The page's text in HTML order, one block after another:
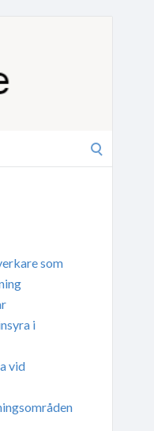
som
i
vid